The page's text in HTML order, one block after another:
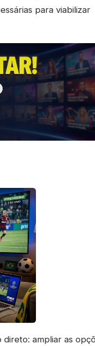
para viabilizar
ampliar as